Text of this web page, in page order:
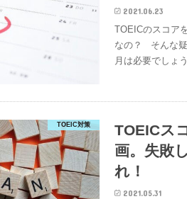
2021.06.23
TOEICのスコア
なの？ そんな疑
月は必要でし
TOEIC対策
TOEICス
画。失敗
れ！
2021.05.31